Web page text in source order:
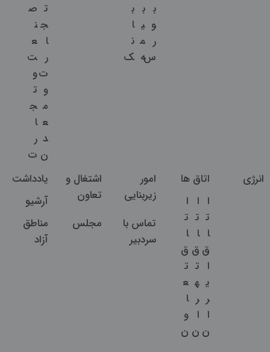
ب
و
ر
س
ب
ی
م
ه
ب
ا
ن
ک
ت
ج
ا
ر
ت
و
م
ع
د
ن
ص
ن
ع
ت
و
ت
ج
ا
ر
ت
انرژی
اتاق ها
ا
ت
ا
ق
ا
ی
ر
ا
ن
ا
ت
ا
ق
ت
ه
ر
ا
ن
ا
ت
ا
ق
ت
ع
ا
و
ن
امور
زیربنایی
اشتغال و
تعاون
یادداشت
آرشیو
تماس با
سردبیر
مجلس
مناطق
آزاد